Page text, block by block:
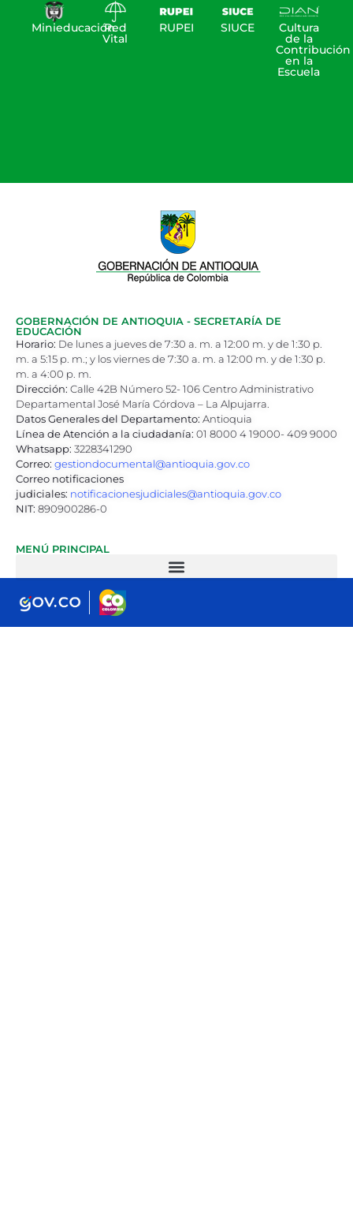
MinieducaciónRed
Vital
RUPEI SIUCE Cultura
de la
Contribución
en la
Escuela
GOBERNACIÓN DE ANTIOQUIA - SECRETARÍA DE
EDUCACIÓN
Horario: De lunes a jueves de 7:30 a. m. a 12:00 m. y de 1:30 p.
m. a 5:15 p. m.; y los viernes de 7:30 a. m. a 12:00 m. y de 1:30 p.
m. a 4:00 p. m.
Dirección: Calle 42B Número 52- 106 Centro Administrativo
Departamental José María Córdova – La Alpujarra.
Datos Generales del Departamento: Antioquia
Línea de Atención a la ciudadanía: 01 8000 4 19000- 409 9000
Whatsapp: 3228341290
Correo: gestiondocumental@antioquia.gov.co
Correo notificaciones
judiciales: notificacionesjudiciales@antioquia.gov.co
NIT: 890900286-0
MENÚ PRINCIPAL